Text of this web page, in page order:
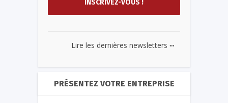
Lire les dernières newsletters ...
PRÉSENTEZ VOTRE ENTREPRISE